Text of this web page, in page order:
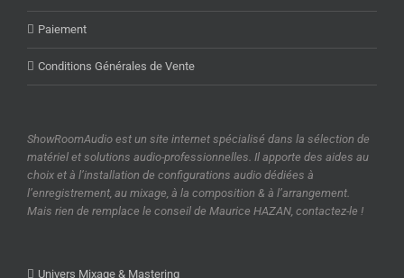
Paiement
Conditions Générales de Vente
ShowRoomAudio est un site internet spécialisé dans la sélection de
matériel et solutions audio-professionnelles. Il apporte des aides au
choix et à l’installation de configurations audio dédiées à
l’enregistrement, au mixage, à la composition & à l’arrangement.
Mais rien de remplace le conseil de Maurice HAZAN, contactez-le !
Univers Mixage & Mastering